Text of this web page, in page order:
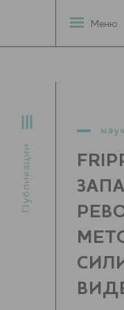
Публикации
Меню